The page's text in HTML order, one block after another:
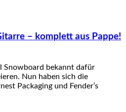
– komplett aus Pappe!
Snowboard bekannt dafür
Nun haben sich die
Packaging und Fender’s